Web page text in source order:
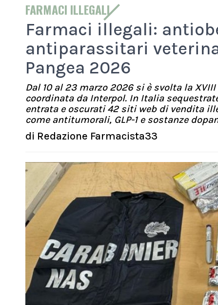
FARMACI ILLEGALI
Farmaci illegali:
antiparassitari
Pangea 2026
Dal 10 al 23 marzo 2026 si è svolta la
coordinata da Interpol. In Italia
entrata e oscurati 42 siti web di vendita
come antitumorali, GLP-1 e sostanze
di Redazione Farmacista33